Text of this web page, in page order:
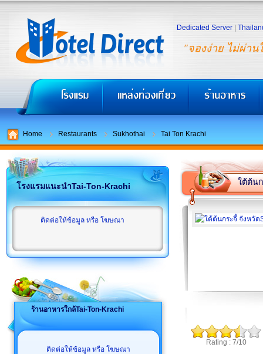
"จองง่าย ไม่ผ่าน
Dedicated Server
Home Restaurants Sukhothai Tai Ton Krachi
โรงแรมแนะนำTai-Ton-Krachi
ติดต่อให้ข้อมูล หรือ โฆษณา
ร้านอาหารใกล้Tai-Ton-Krachi
ติดต่อให้ข้อมูล หรือ โฆษณา
ใต้ต้น
Rating : 7/10